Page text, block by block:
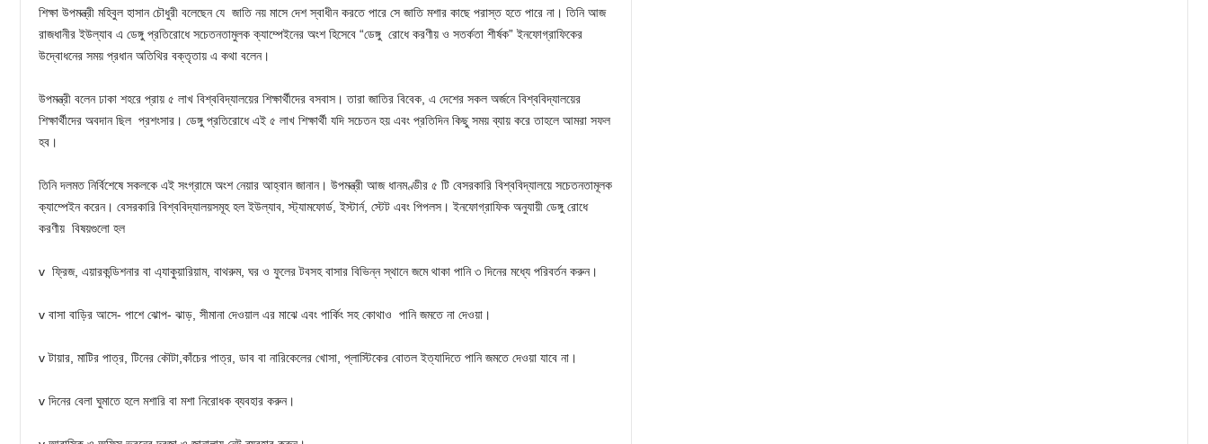
শিক্ষা উপমন্ত্রী মহিবুল হাসান চৌধুরী বলেছেন যে জাতি নয় মাসে দেশ স্বাধীন করতে পারে সে জাতি মশার কাছে পরাস্ত হতে পারে না। তিনি আজ
রাজধানীর ইউল্যাব এ ডেঙ্গু প্রতিরোধে সচেতনতামুলক ক্যাম্পেইনের অংশ হিসেবে “ডেঙ্গু রোধে করণীয় ও সতর্কতা শীর্ষক” ইনফোগ্রাফিকের
উদ্বোধনের সময় প্রধান অতিথির বক্তৃতায় এ কথা বলেন।
উপমন্ত্রী বলেন ঢাকা শহরে প্রায় ৫ লাখ বিশ্ববিদ্যালয়ের শিক্ষার্থীদের বসবাস। তারা জাতির বিবেক, এ দেশের সকল অর্জনে বিশ্ববিদ্যালয়ের
শিক্ষার্থীদের অবদান ছিল প্রশংসার। ডেঙ্গু প্রতিরোধে এই ৫ লাখ শিক্ষার্থী যদি সচেতন হয় এবং প্রতিদিন কিছু সময় ব্যায় করে তাহলে আমরা সফল
হব।
তিনি দলমত নির্বিশেষে সকলকে এই সংগ্রামে অংশ নেয়ার আহ্বান জানান। উপমন্ত্রী আজ ধানমণ্ডীর ৫ টি বেসরকারি বিশ্ববিদ্যালয়ে সচেতনতামূলক
ক্যাম্পেইন করেন। বেসরকারি বিশ্ববিদ্যালয়সমূহ হল ইউল্যাব, স্ট্যামফোর্ড, ইস্টার্ন, স্টেট এবং পিপলস। ইনফোগ্রাফিক অনুযায়ী ডেঙ্গু রোধে
করণীয় বিষয়গুলো হল
v ফ্রিজ, এয়ারকন্ডিশনার বা এ্যাকুয়ারিয়াম, বাথরুম, ঘর ও ফুলের টবসহ বাসার বিভিন্ন স্থানে জমে থাকা পানি ৩ দিনের মধ্যে পরিবর্তন করুন।
v বাসা বাড়ির আসে- পাশে ঝোপ- ঝাড়, সীমানা দেওয়াল এর মাঝে এবং পার্কিং সহ কোথাও পানি জমতে না দেওয়া।
v টায়ার, মাটির পাত্র, টিনের কৌটা,কাঁচের পাত্র, ডাব বা নারিকেলের খোসা, প্লাস্টিকের বোতল ইত্যাদিতে পানি জমতে দেওয়া যাবে না।
v দিনের বেলা ঘুমাতে হলে মশারি বা মশা নিরোধক ব্যবহার করুন।